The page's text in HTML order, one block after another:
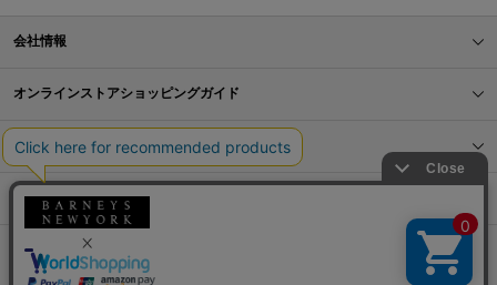
会社情報
オンラインストアショッピングガイド
店舗情報
サービス